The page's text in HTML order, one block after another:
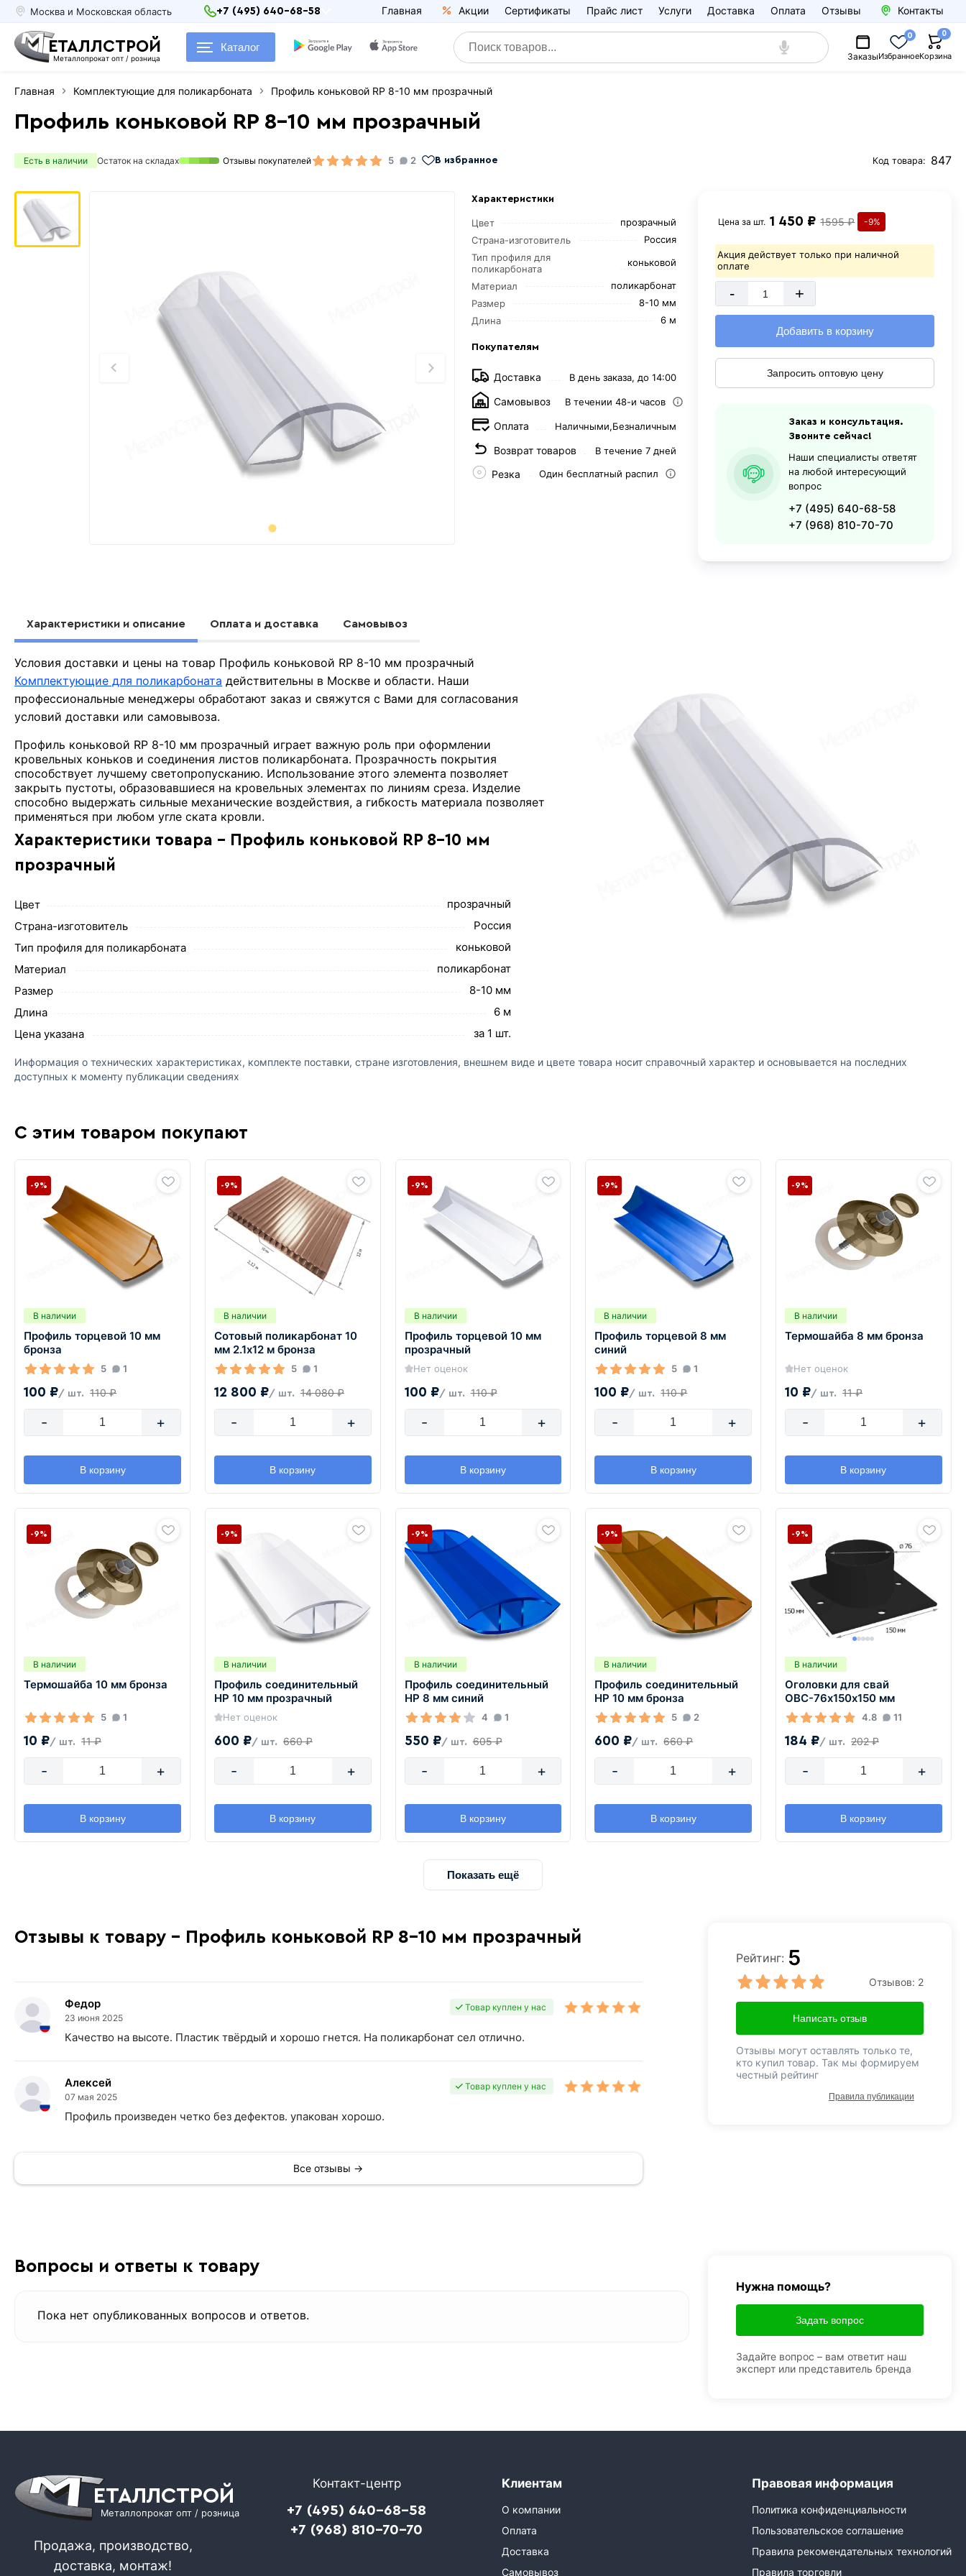
Москва и Московская область +7 (495) 640-68-58 Главная Акции Сертификаты Прайс лист Услуги Доставка Оплата Отзывы Контакты
ЕТАЛЛСТРОЙ
Металлопрокат опт / розница
Каталог
ЗаказыИзбранное
0
Корзина
0
Главная Комплектующие для поликарбоната Профиль коньковой RP 8-10 мм прозрачный
Профиль коньковой RP 8-10 мм прозрачный
Есть в наличии Остаток на складах Отзывы покупателей 5 2 В избранное Код товара: 847
Характеристики
Цвет
прозрачный
Страна-изготовитель
Россия
Тип профиля для
поликарбоната
коньковой
Материал
поликарбонат
Размер
8-10 мм
Длина
6 м
Покупателям
Доставка В день заказа, до 14:00
Самовывоз В течении 48-и часов
Оплата Наличными,Безналичным
Возврат товаров В течение 7 дней
Резка Один бесплатный распил
Цена за шт. 1 450 ₽ 1595 ₽ -9%
Акция действует только при наличной
оплате
- +
Добавить в корзину
Запросить оптовую цену
Заказ и консультация.
Звоните сейчас!
Наши специалисты ответят
на любой интересующий
вопрос
+7 (495) 640-68-58
+7 (968) 810-70-70
Характеристики и описание Оплата и доставка Самовывоз
Условия доставки и цены на товар Профиль коньковой RP 8-10 мм прозрачный
Комплектующие для поликарбоната действительны в Москве и области. Наши
профессиональные менеджеры обработают заказ и свяжутся с Вами для согласования
условий доставки или самовывоза.
Профиль коньковой RP 8-10 мм прозрачный играет важную роль при оформлении
кровельных коньков и соединения листов поликарбоната. Прозрачность покрытия
способствует лучшему светопропусканию. Использование этого элемента позволяет
закрыть пустоты, образовавшиеся на кровельных элементах по линиям среза. Изделие
способно выдержать сильные механические воздействия, а гибкость материала позволяет
применяться при любом угле ската кровли.
Характеристики товара - Профиль коньковой RP 8-10 мм
прозрачный
Цвет
прозрачный
Страна-изготовитель
Россия
Тип профиля для поликарбоната
коньковой
Материал
поликарбонат
Размер
8-10 мм
Длина
6 м
Цена указана
за 1 шт.
Информация о технических характеристиках, комплекте поставки, стране изготовления, внешнем виде и цвете товара носит справочный характер и основывается на последних
доступных к моменту публикации сведениях
С этим товаром покупают
В наличии
Профиль торцевой 10 мм
бронза
5 1
100 ₽/ шт. 110 ₽
-9%
- +
В корзину
В наличии
Сотовый поликарбонат 10
мм 2.1х12 м бронза
5 1
12 800 ₽/ шт. 14 080 ₽
-9%
- +
В корзину
В наличии
Профиль торцевой 10 мм
прозрачный
Нет оценок
100 ₽/ шт. 110 ₽
-9%
- +
В корзину
В наличии
Профиль торцевой 8 мм
синий
5 1
100 ₽/ шт. 110 ₽
-9%
- +
В корзину
В наличии
Термошайба 8 мм бронза
Нет оценок
10 ₽/ шт. 11 ₽
-9%
- +
В корзину
В наличии
Термошайба 10 мм бронза
5 1
10 ₽/ шт. 11 ₽
-9%
- +
В корзину
В наличии
Профиль соединительный
HP 10 мм прозрачный
Нет оценок
600 ₽/ шт. 660 ₽
-9%
- +
В корзину
В наличии
Профиль соединительный
HP 8 мм синий
4 1
550 ₽/ шт. 605 ₽
-9%
- +
В корзину
В наличии
Профиль соединительный
HP 10 мм бронза
5 2
600 ₽/ шт. 660 ₽
-9%
- +
В корзину
В наличии
Оголовки для свай
ОВС-76х150х150 мм
4.8 11
184 ₽/ шт. 202 ₽
-9%
- +
В корзину
Показать ещё
Отзывы к товару - Профиль коньковой RP 8-10 мм прозрачный
Федор
23 июня 2025
Товар куплен у нас
Качество на высоте. Пластик твёрдый и хорошо гнется. На поликарбонат сел отлично.
Алексей
07 мая 2025
Товар куплен у нас
Профиль произведен четко без дефектов. упакован хорошо.
Все отзывы →
Рейтинг: 5
Отзывов: 2
Написать отзыв
Отзывы могут оставлять только те,
кто купил товар. Так мы формируем
честный рейтинг
Правила публикации
Вопросы и ответы к товару
Пока нет опубликованных вопросов и ответов.
Нужна помощь?
Задать вопрос
Задайте вопрос – вам ответит наш
эксперт или представитель бренда
ЕТАЛЛСТРОЙ
Металлопрокат опт / розница
Продажа, производство,
доставка, монтаж!
Контакт-центр
+7 (495) 640-68-58
+7 (968) 810-70-70
Клиентам
О компании
Оплата
Доставка
Самовывоз
Правовая информация
Политика конфиденциальности
Пользовательское соглашение
Правила рекомендательных технологий
Правила торговли